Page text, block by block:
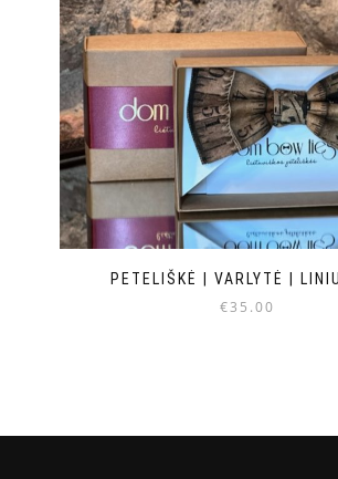
PETELIŠKĖ | VARLYTĖ |
€35.00